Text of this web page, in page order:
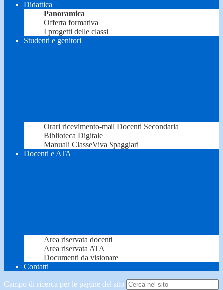
Didattica
Panoramica
Offerta formativa
I progetti delle classi
Studenti e genitori
Orari ricevimento-mail Docenti Secondaria
Biblioteca Digitale
Manuali ClasseViva Spaggiari
Docenti e ATA
Area riservata docenti
Area riservata ATA
Documenti da visionare
Contatti
Campo di ricerca per le pagine del sito